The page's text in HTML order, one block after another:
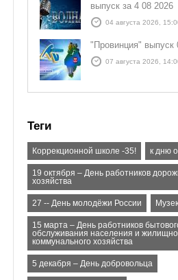
выпуск за 4 08 2026
04 августа 2026,
"Провинция" выпуск
07 августа 2026,
Теги
Коррекционной школе -35! к дню
19 октября – День работников
хозяйства
27 -- День молодёжи России
15 марта – День работников
обслуживания населения и
коммунального хозяйства
5 декабря – День добровольца